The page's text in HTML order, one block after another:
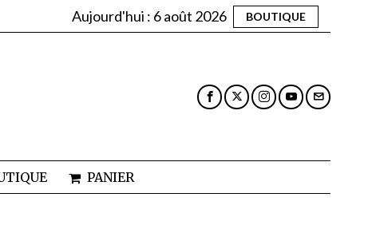
Aujourd'hui : 6 août 2026 BOUTIQUE
PANIER